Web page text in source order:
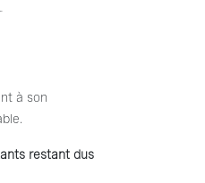
à son
restant dus